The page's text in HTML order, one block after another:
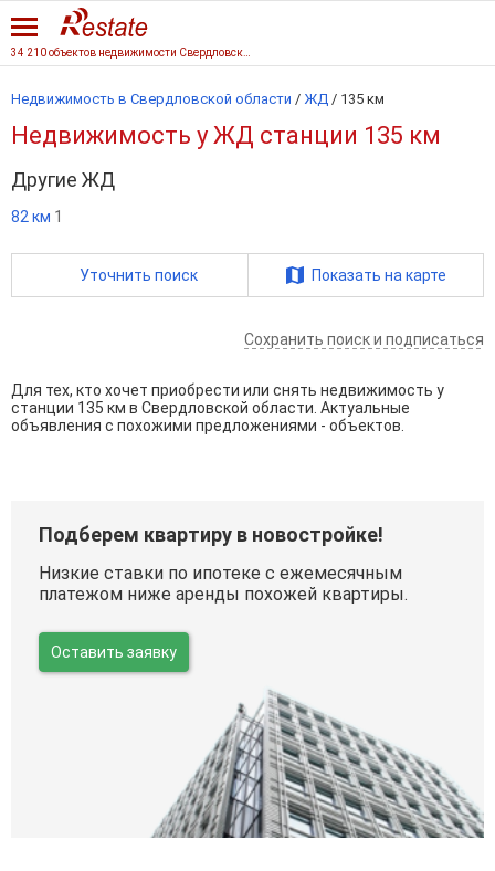
Недвижимость в Свердловской области / ЖД / 135 км
Недвижимость у ЖД станции 135 км
Другие ЖД
82 км 1
Уточнить поиск Показать на карте
Сохранить поиск и подписаться
Для тех, кто хочет приобрести или снять недвижимость у
станции 135 км в Свердловской области. Актуальные
объявления с похожими предложениями - объектов.
Подберем квартиру в новостройке!
Низкие ставки по ипотеке с ежемесячным
платежом ниже аренды похожей квартиры.
Оставить заявку